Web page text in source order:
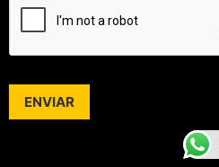
ENVIAR